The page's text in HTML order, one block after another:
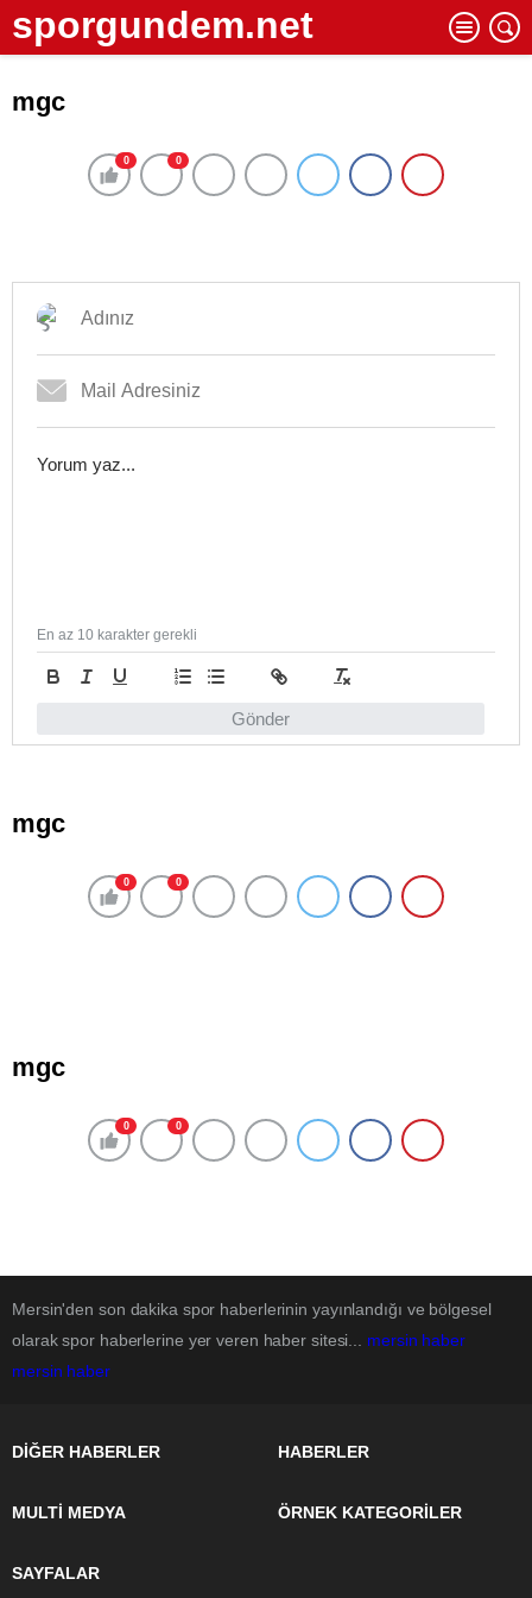
sporgundem.net
mgc
0 0
Gönder
En az 10 karakter gerekli
mgc
0 0
mgc
0 0
Mersin'den son dakika spor haberlerinin yayınlandığı ve bölgesel
olarak spor haberlerine yer veren haber sitesi... mersin haber
mersin haber
DİĞER HABERLER HABERLER
MULTİ MEDYA ÖRNEK KATEGORİLER
SAYFALAR